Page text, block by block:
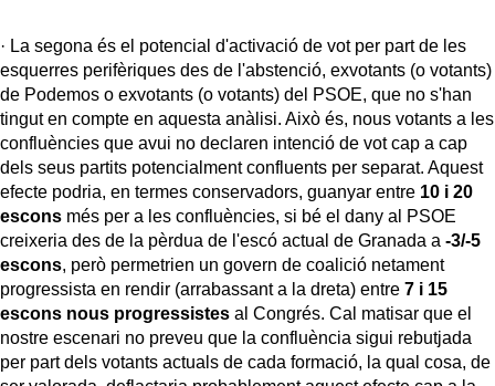
· La segona és el potencial d'activació de vot per part de les
esquerres perifèriques des de l'abstenció, exvotants (o votants)
de Podemos o exvotants (o votants) del PSOE, que no s'han
tingut en compte en aquesta anàlisi. Això és, nous votants a les
confluències que avui no declaren intenció de vot cap a cap
dels seus partits potencialment confluents per separat. Aquest
efecte podria, en termes conservadors, guanyar entre 10 i 20
escons més per a les confluències, si bé el dany al PSOE
creixeria des de la pèrdua de l'escó actual de Granada a -3/-5
escons, però permetrien un govern de coalició netament
progressista en rendir (arrabassant a la dreta) entre 7 i 15
escons nous progressistes al Congrés. Cal matisar que el
nostre escenari no preveu que la confluència sigui rebutjada
per part dels votants actuals de cada formació, la qual cosa, de